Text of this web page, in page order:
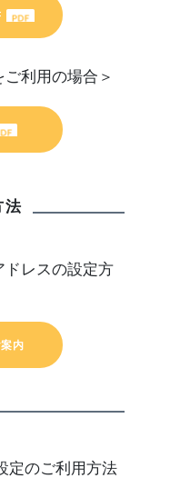
利用の場合＞
法
レスの設定方
内
定のご利用方法